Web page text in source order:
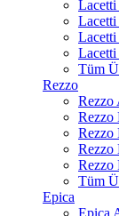
Lacetti
Lacetti
Lacetti
Tüm
Rezzo
Rezzo
Rezzo
Rezzo
Rezzo
Rezzo
Tüm
Epica
Epica